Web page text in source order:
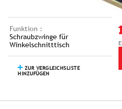
Funktion :
Schraubzwinge für
Winkelschnitttisch
ZUR VERGLEICHSLISTE
HINZUFÜGEN